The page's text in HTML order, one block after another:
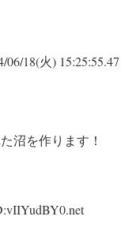
06/18(火) 15:25:55.47
沼を作ります！